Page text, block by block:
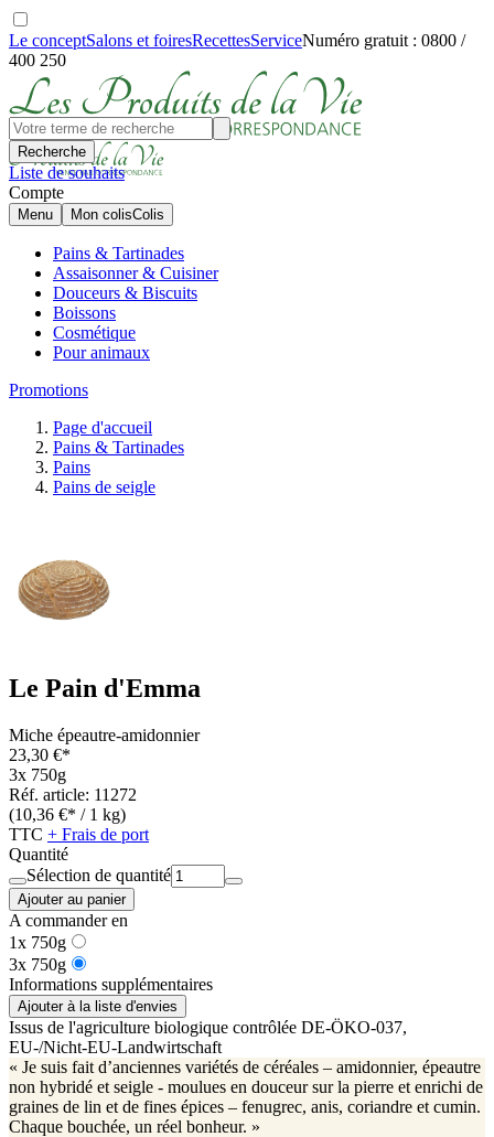
Le conceptSalons et foiresRecettesServiceNuméro gratuit : 0800 /
400 250
Recherche
Liste de souhaits
Compte
Menu Mon colisColis
Pains & Tartinades
Assaisonner & Cuisiner
Douceurs & Biscuits
Boissons
Cosmétique
Pour animaux
Promotions
Page d'accueil
Pains & Tartinades
Pains
Pains de seigle
Le Pain d'Emma
Miche épeautre-amidonnier
23,30 €*
3x 750g
Réf. article: 11272
(10,36 €* / 1 kg)
TTC + Frais de port
Quantité
Sélection de quantité
Ajouter au panier
A commander en
1x 750g
3x 750g
Informations supplémentaires
Ajouter à la liste d'envies
Issus de l'agriculture biologique contrôlée DE-ÖKO-037,
EU-/Nicht-EU-Landwirtschaft
« Je suis fait d’anciennes variétés de céréales – amidonnier, épeautre
non hybridé et seigle - moulues en douceur sur la pierre et enrichi de
graines de lin et de fines épices – fenugrec, anis, coriandre et cumin.
Chaque bouchée, un réel bonheur. »